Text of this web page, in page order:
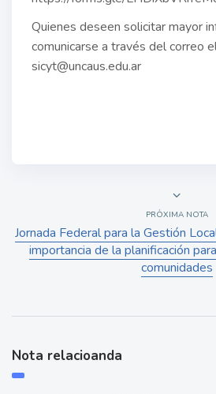
Quienes deseen solicitar mayor
comunicarse a través del correo
sicyt@uncaus.edu.ar
PRÓXIMA NOTA
Jornada Federal para la Gestión
importancia de la planificación
comunidades
Nota relacioanda